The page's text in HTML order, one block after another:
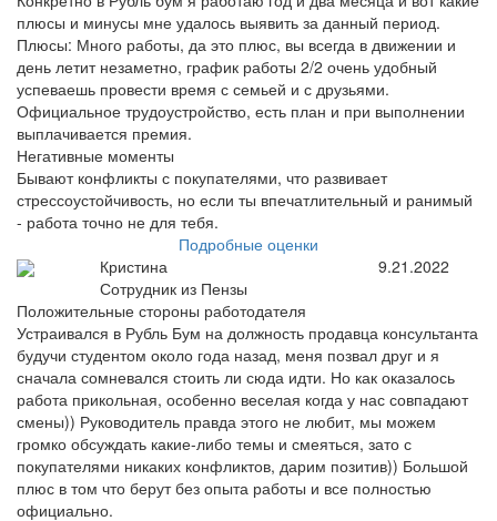
плюсы и минусы мне удалось выявить за данный период.
Плюсы: Много работы, да это плюс, вы всегда в движении и
день летит незаметно, график работы 2/2 очень удобный
успеваешь провести время с семьей и с друзьями.
Официальное трудоустройство, есть план и при выполнении
выплачивается премия.
Негативные моменты
Бывают конфликты с покупателями, что развивает
стрессоустойчивость, но если ты впечатлительный и ранимый
- работа точно не для тебя.
Подробные оценки
Кристина
Сотрудник из Пензы
9.21.2022
Положительные стороны работодателя
Устраивался в Рубль Бум на должность продавца консультанта
будучи студентом около года назад, меня позвал друг и я
сначала сомневался стоить ли сюда идти. Но как оказалось
работа прикольная, особенно веселая когда у нас совпадают
смены)) Руководитель правда этого не любит, мы можем
громко обсуждать какие-либо темы и смеяться, зато с
покупателями никаких конфликтов, дарим позитив)) Большой
плюс в том что берут без опыта работы и все полностью
официально.